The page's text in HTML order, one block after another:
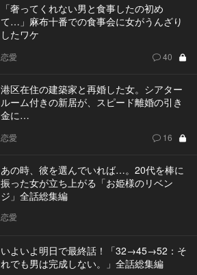
「奢ってくれない男と食事したの初め
て…」麻布十番での食事会に女がうんざり
したワケ
恋愛 40
港区在住の建築家と再婚した女。シアター
ルーム付きの新居が、スピード離婚の引き
金に…
恋愛 16
あの時、彼を選んでいれば…。20代を棒に
振った女が立ち上がる「お姫様のリベン
ジ」全話総集編
恋愛
いよいよ明日で最終話！「32→45→52：そ
れでも男は完成しない。」全話総集編